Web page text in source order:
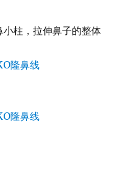
柱，拉伸鼻子的整体